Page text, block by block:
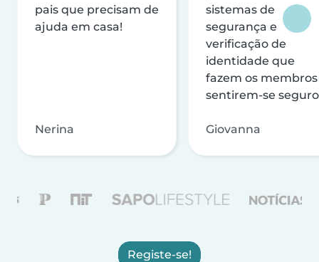
pais que precisam de
ajuda em casa!
Nerina
sistemas de
segurança e
verificação de
identidade que
fazem os membros
sentirem-se
Giovanna
Registe-se!